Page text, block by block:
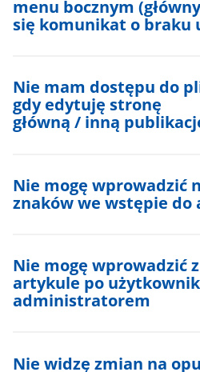
nie
menu bocznym
się komunikat o braku
Nie mam dostępu do
gdy edytuję stronę
główną / inną
Nie mogę wprowadzić
znaków we wstępie do
Nie mogę wprowadzić
artykule po
administratorem
Nie widzę zmian na